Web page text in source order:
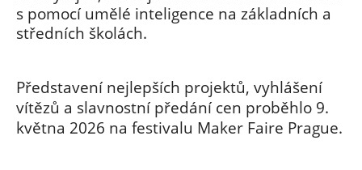
s pomocí umělé inteligence na základních a
středních školách.
Představení nejlepších projektů, vyhlášení
vítězů a slavnostní předání cen proběhlo 9.
května 2026 na festivalu Maker Faire Prague.